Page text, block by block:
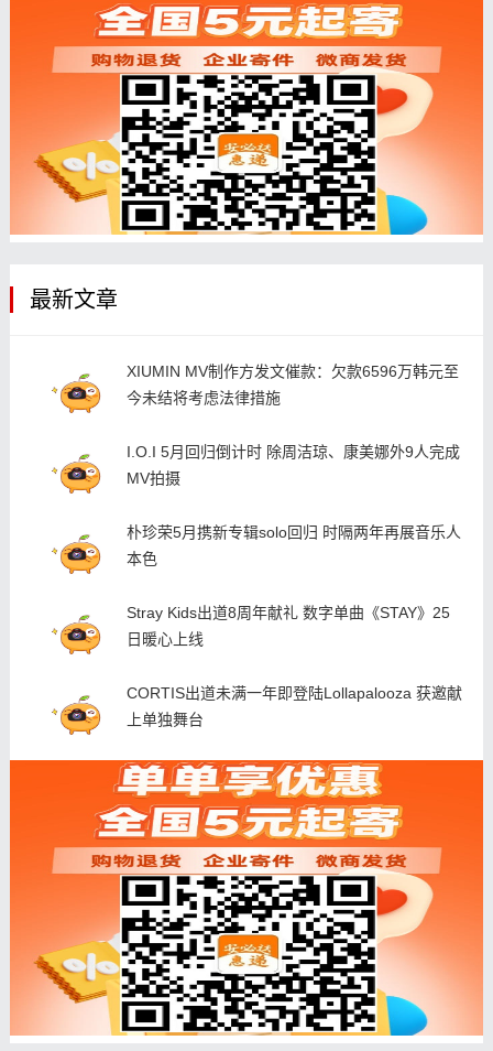
最新文章
XIUMIN MV制作方发文催款：欠款6596万韩元至
今未结将考虑法律措施
I.O.I 5月回归倒计时 除周洁琼、康美娜外9人完成
MV拍摄
朴珍荣5月携新专辑solo回归 时隔两年再展音乐人
本色
Stray Kids出道8周年献礼 数字单曲《STAY》25
日暖心上线
CORTIS出道未满一年即登陆Lollapalooza 获邀献
上单独舞台